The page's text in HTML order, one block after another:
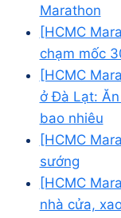
Marathon
[HCMC
chạm mốc
[HCMC
ở Đà Lạt:
bao nhiêu
[HCMC
sướng
[HCMC
nhà cửa,